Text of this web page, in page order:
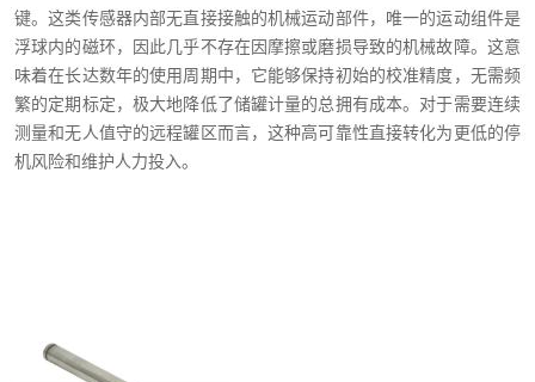
键。这类传感器内部无直接接触的机械运动部件，唯一的运动组件是
浮球内的磁环，因此几乎不存在因摩擦或磨损导致的机械故障。这意
味着在长达数年的使用周期中，它能够保持初始的校准精度，无需频
繁的定期标定，极大地降低了储罐计量的总拥有成本。对于需要连续
测量和无人值守的远程罐区而言，这种高可靠性直接转化为更低的停
机风险和维护人力投入。